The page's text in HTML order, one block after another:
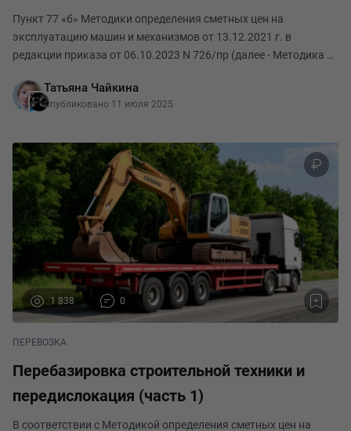
Пункт 77 «б» Методики определения сметных цен на
эксплуатацию машин и механизмов от 13.12.2021 г. в
редакции приказа от 06.10.2023 N 726/пр (далее - Методика №
перечень которых приведен в приложении № 1 к
Татьяна Чайкина
Опубликовано 11 июля 2025
1 838 0
ПЕРЕВОЗКА
Перебазировка строительной техники и
передислокация (часть 1)
В соответствии с Методикой определения сметных цен на